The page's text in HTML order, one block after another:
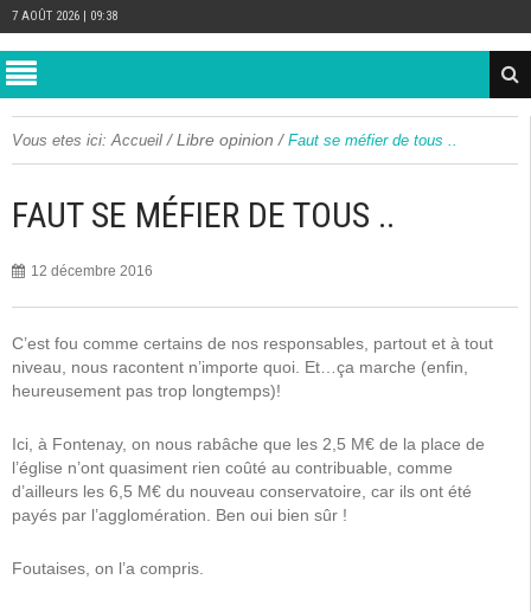
7 AOÛT 2026 | 09:38
Vous etes ici: Accueil /Libre opinion / Faut se méfier de tous ..
FAUT SE MÉFIER DE TOUS ..
12 décembre 2016
C’est fou comme certains de nos responsables, partout et à tout
niveau, nous racontent n’importe quoi. Et…ça marche (enfin,
heureusement pas trop longtemps)!
Ici, à Fontenay, on nous rabâche que les 2,5 M€ de la place de
l’église n’ont quasiment rien coûté au contribuable, comme
d’ailleurs les 6,5 M€ du nouveau conservatoire, car ils ont été
payés par l’agglomération. Ben oui bien sûr !
Foutaises, on l’a compris.